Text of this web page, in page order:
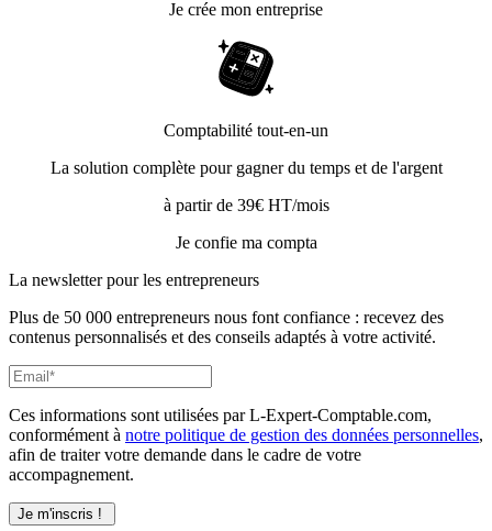
Je crée mon entreprise
Comptabilité tout-en-un
La solution complète pour gagner du temps et de l'argent
à partir de 39€ HT/mois
Je confie ma compta
La newsletter pour les entrepreneurs
Plus de 50 000 entrepreneurs nous font confiance : recevez des
contenus personnalisés et des conseils adaptés à votre activité.
Ces informations sont utilisées par L-Expert-Comptable.com,
conformément à notre politique de gestion des données personnelles,
afin de traiter votre demande dans le cadre de votre
accompagnement.